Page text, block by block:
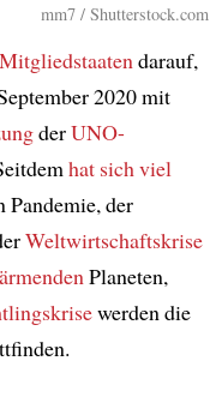
mm7 / Shutterstock.com
Mitgliedstaaten darauf,
2020 mit
derUNO-
hat sich viel
Pandemie, der
Weltwirtschaftskrise
Planeten,
werden die